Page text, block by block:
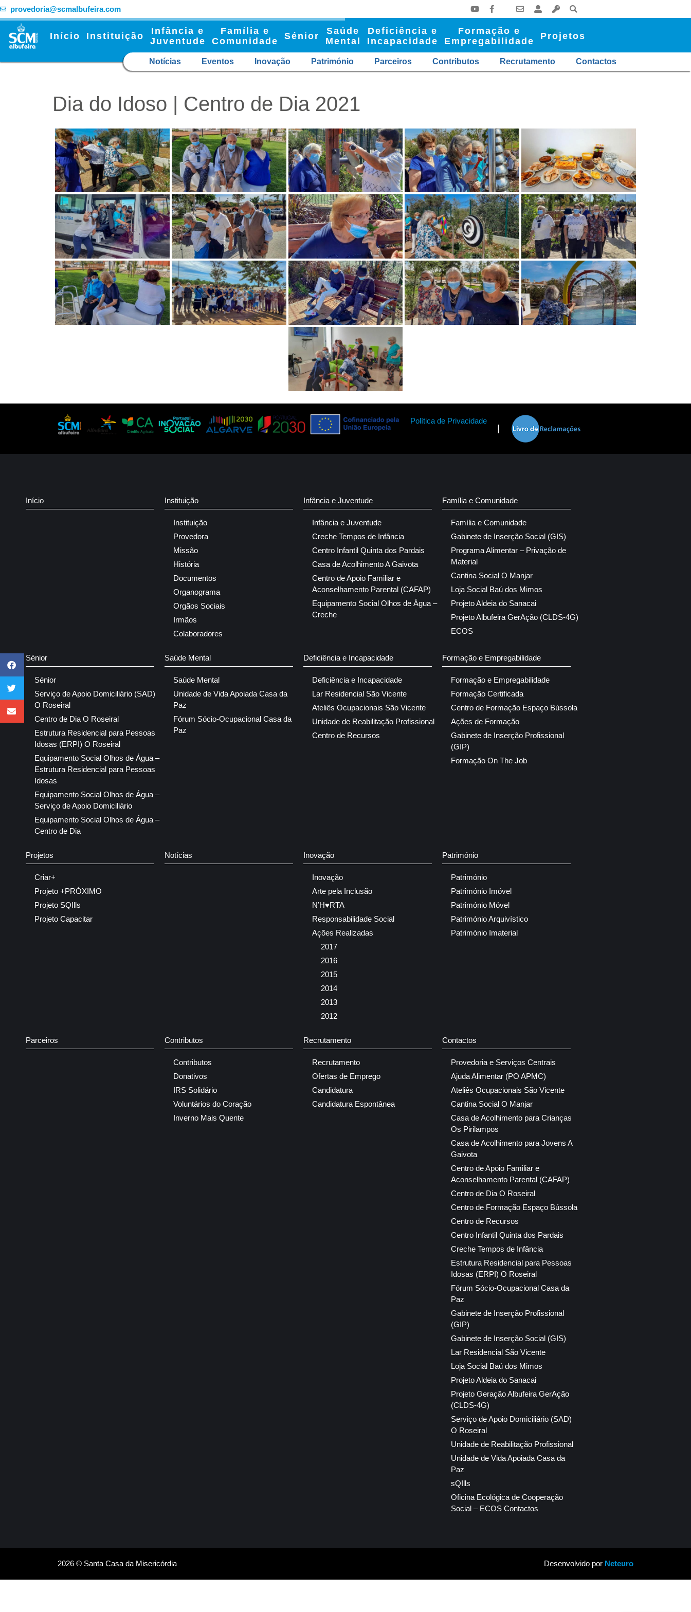
provedoria@scmalbufeira.com
Início Instituição
Infância e
Juventude
Família e
Comunidade
Sénior
Saúde
Mental
Deficiência e
Incapacidade
Formação e
Empregabilidade
Projetos
Notícias Eventos Inovação Património Parceiros Contributos Recrutamento Contactos
Dia do Idoso | Centro de Dia 2021
Política de Privacidade
Início Instituição
Instituição
Provedora
Missão
História
Documentos
Organograma
Orgãos Sociais
Irmãos
Colaboradores
Infância e Juventude
Infância e Juventude
Creche Tempos de Infância
Centro Infantil Quinta dos Pardais
Casa de Acolhimento A Gaivota
Centro de Apoio Familiar e
Aconselhamento Parental (CAFAP)
Equipamento Social Olhos de Água –
Creche
Família e Comunidade
Família e Comunidade
Gabinete de Inserção Social (GIS)
Programa Alimentar – Privação de
Material
Cantina Social O Manjar
Loja Social Baú dos Mimos
Projeto Aldeia do Sanacai
Projeto Albufeira GerAção (CLDS-4G)
ECOS
Sénior
Sénior
Serviço de Apoio Domiciliário (SAD)
O Roseiral
Centro de Dia O Roseiral
Estrutura Residencial para Pessoas
Idosas (ERPI) O Roseiral
Equipamento Social Olhos de Água –
Estrutura Residencial para Pessoas
Idosas
Equipamento Social Olhos de Água –
Serviço de Apoio Domiciliário
Equipamento Social Olhos de Água –
Centro de Dia
Saúde Mental
Saúde Mental
Unidade de Vida Apoiada Casa da
Paz
Fórum Sócio-Ocupacional Casa da
Paz
Deficiência e Incapacidade
Deficiência e Incapacidade
Lar Residencial São Vicente
Ateliês Ocupacionais São Vicente
Unidade de Reabilitação Profissional
Centro de Recursos
Formação e Empregabilidade
Formação e Empregabilidade
Formação Certificada
Centro de Formação Espaço Bússola
Ações de Formação
Gabinete de Inserção Profissional
(GIP)
Formação On The Job
Projetos
Criar+
Projeto +PRÓXIMO
Projeto SQIlls
Projeto Capacitar
Notícias Inovação
Inovação
Arte pela Inclusão
N’H♥RTA
Responsabilidade Social
Ações Realizadas
2017
2016
2015
2014
2013
2012
Património
Património
Património Imóvel
Património Móvel
Património Arquivístico
Património Imaterial
Parceiros Contributos
Contributos
Donativos
IRS Solidário
Voluntários do Coração
Inverno Mais Quente
Recrutamento
Recrutamento
Ofertas de Emprego
Candidatura
Candidatura Espontânea
Contactos
Provedoria e Serviços Centrais
Ajuda Alimentar (PO APMC)
Ateliês Ocupacionais São Vicente
Cantina Social O Manjar
Casa de Acolhimento para Crianças
Os Pirilampos
Casa de Acolhimento para Jovens A
Gaivota
Centro de Apoio Familiar e
Aconselhamento Parental (CAFAP)
Centro de Dia O Roseiral
Centro de Formação Espaço Bússola
Centro de Recursos
Centro Infantil Quinta dos Pardais
Creche Tempos de Infância
Estrutura Residencial para Pessoas
Idosas (ERPI) O Roseiral
Fórum Sócio-Ocupacional Casa da
Paz
Gabinete de Inserção Profissional
(GIP)
Gabinete de Inserção Social (GIS)
Lar Residencial São Vicente
Loja Social Baú dos Mimos
Projeto Aldeia do Sanacai
Projeto Geração Albufeira GerAção
(CLDS-4G)
Serviço de Apoio Domiciliário (SAD)
O Roseiral
Unidade de Reabilitação Profissional
Unidade de Vida Apoiada Casa da
Paz
sQIlls
Oficina Ecológica de Cooperação
Social – ECOS Contactos
2026 © Santa Casa da Misericórdia Desenvolvido por Neteuro